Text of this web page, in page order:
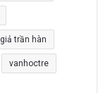
trần hàn
vanhoctre